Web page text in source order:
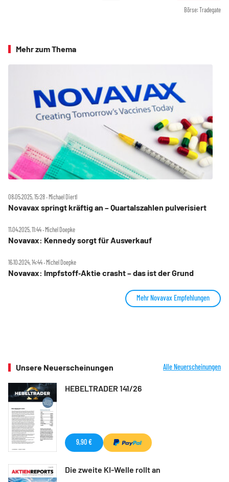
Börse: Tradegate
Mehr zum Thema
08.05.2025, 15:28 ‧ Michael Diertl
Novavax springt kräftig an – Quartalszahlen pulverisiert
11.04.2025, 11:44 ‧ Michel Doepke
Novavax: Kennedy sorgt für Ausverkauf
16.10.2024, 14:44 ‧ Michel Doepke
Novavax: Impfstoff‑Aktie crasht – das ist der Grund
Mehr Novavax Empfehlungen
Unsere Neuerscheinungen Alle Neuerscheinungen
HEBELTRADER 141/26
9,90 €
Die zweite KI-Welle rollt an